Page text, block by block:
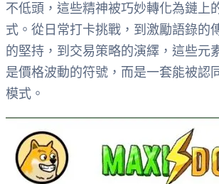
不低頭，這些精神被巧妙轉化為鏈上
式。從日常打卡挑戰，到激勵語錄的
的堅持，到交易策略的演繹，這些元
是價格波動的符號，而是一套能被認
模式。